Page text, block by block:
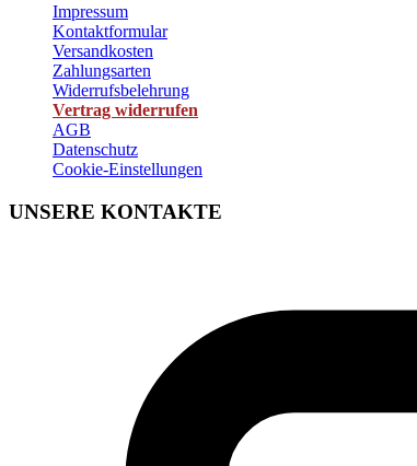
Impressum
Kontaktformular
Versandkosten
Zahlungsarten
Widerrufsbelehrung
Vertrag widerrufen
AGB
Datenschutz
Cookie-Einstellungen
UNSERE KONTAKTE